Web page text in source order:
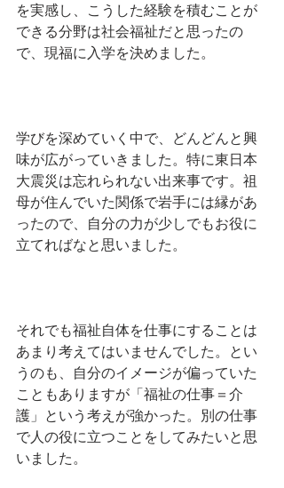
を実感し、こうした経験を積むことが
できる分野は社会福祉だと思ったの
で、現福に入学を決めました。
学びを深めていく中で、どんどんと興
味が広がっていきました。特に東日本
大震災は忘れられない出来事です。祖
母が住んでいた関係で岩手には縁があ
ったので、自分の力が少しでもお役に
立てればなと思いました。
それでも福祉自体を仕事にすることは
あまり考えてはいませんでした。とい
うのも、自分のイメージが偏っていた
こともありますが「福祉の仕事＝介
護」という考えが強かった。別の仕事
で人の役に立つことをしてみたいと思
いました。